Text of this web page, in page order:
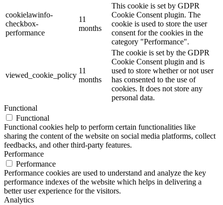
cookielawinfo-
checkbox-
performance
11
months
This cookie is set by GDPR
Cookie Consent plugin. The
cookie is used to store the user
consent for the cookies in the
category "Performance".
viewed_cookie_policy
11
months
The cookie is set by the GDPR
Cookie Consent plugin and is
used to store whether or not user
has consented to the use of
cookies. It does not store any
personal data.
Functional
Functional
Functional cookies help to perform certain functionalities like
sharing the content of the website on social media platforms, collect
feedbacks, and other third-party features.
Performance
Performance
Performance cookies are used to understand and analyze the key
performance indexes of the website which helps in delivering a
better user experience for the visitors.
Analytics